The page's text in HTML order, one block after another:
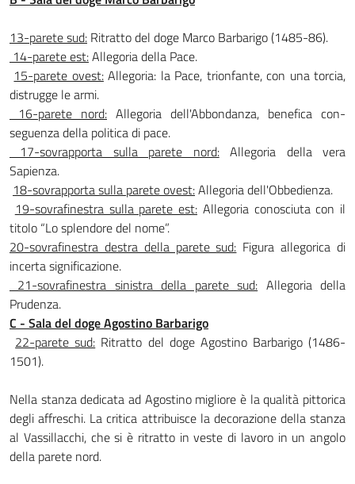
13-parete sud: Ritratto del doge Marco Barbarigo (1485-86).
14-parete est:Allegoria della Pace.
15-parete ovest:Allegoria: la Pace, trionfante, con una torcia,
distrugge le armi.
16-parete nord: Allegoria dell'Abbondanza, benefica con­
seguenza della politica di pace.
17-sovrapporta sulla parete nord:Allegoria della vera
Sapienza.
18-sovrapporta sulla parete ovest:Allegoria dell'Obbedienza.
19-sovrafinestra sulla parete est: Allegoria conosciuta con il
titolo “Lo splendore del nome”.
20-sovrafinestra destra della parete sud: Figura allegorica di
incerta significazio­ne.
21-sovrafinestra sinistra della parete sud: Allegoria della
Prudenza.
C - Sala del doge Agostino Barbari­go
22-parete sud: Ritratto del doge Agostino Barbarigo (1486-
1501).
Nella stanza dedicata ad Agostino migliore è la qualità pittorica
degli affreschi. La criti­ca attribuisce la decorazione della stanza
al Vassillacchi, che si è ritratto in veste di lavoro in un angolo
della parete nord.